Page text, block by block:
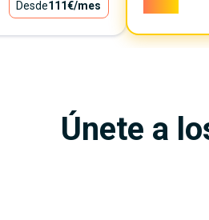
Desde111€/mes
Únete a